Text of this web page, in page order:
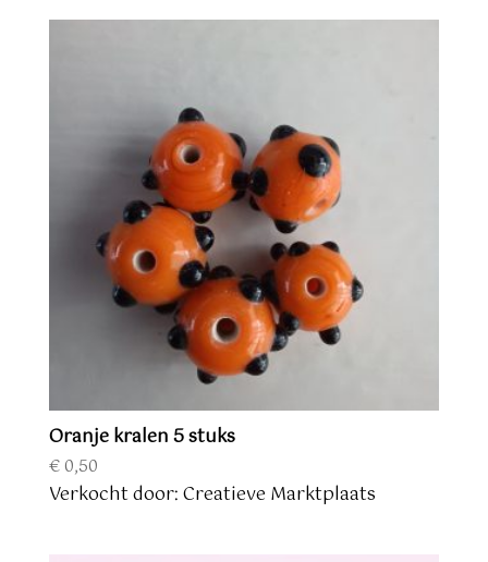
Oranje kralen 5 stuks
€0,50
Verkocht door: Creatieve Marktplaats